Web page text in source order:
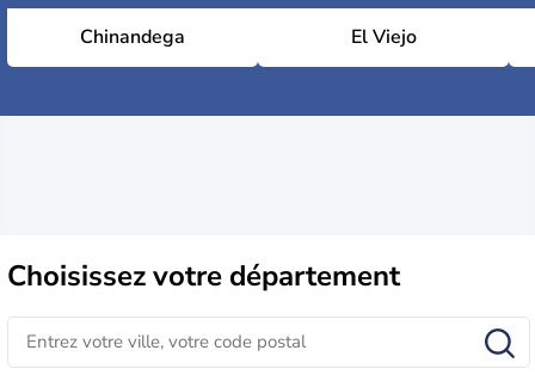
Chinandega El Viejo
Choisissezvotre département